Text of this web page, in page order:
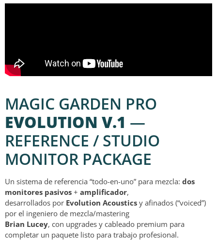
MAGIC GARDEN PRO
EVOLUTION V.1 —
REFERENCE / STUDIO
MONITOR PACKAGE
Un sistema de referencia “todo-en-uno” para mezcla: dos
monitores pasivos + amplificador,
desarrollados por Evolution Acoustics y afinados (“voiced”)
por el ingeniero de mezcla/mastering
Brian Lucey, con upgrades y cableado premium para
completar un paquete listo para trabajo profesional.